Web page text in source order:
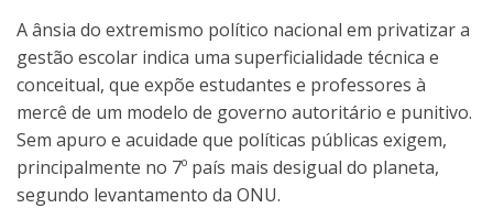
A ânsia do extremismo político nacional em privatizar a
gestão escolar indica uma superficialidade técnica e
conceitual, que expõe estudantes e professores à
mercê de um modelo de governo autoritário e punitivo.
Sem apuro e acuidade que políticas públicas exigem,
principalmente no 7º país mais desigual do planeta,
segundo levantamento da ONU.